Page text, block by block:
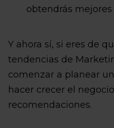
obtendrás
Y ahora sí, si eres de
tendencias de
comenzar a planear
hacer crecer el
recomendaciones.